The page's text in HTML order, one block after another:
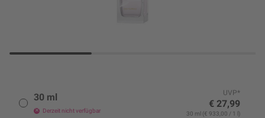
30 ml
Derzeit nicht verfügbar
UVP*
€ 27,99
30 ml (€ 933,00 / 1 l)